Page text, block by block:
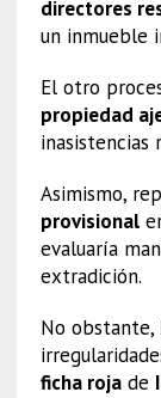
directores
un inmueble
El otro
propiedad
inasistencias
Asimismo,
provisional
evaluaría
extradición.
No obstante,
ficha rojade